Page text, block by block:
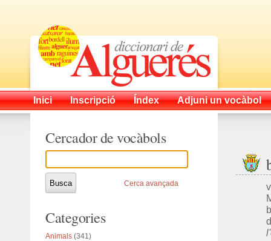
Inici Inscripció Índex Adjuni un vocàbol
Cercador de vocàbols
Cerca avançada
Categories
Animals (341)